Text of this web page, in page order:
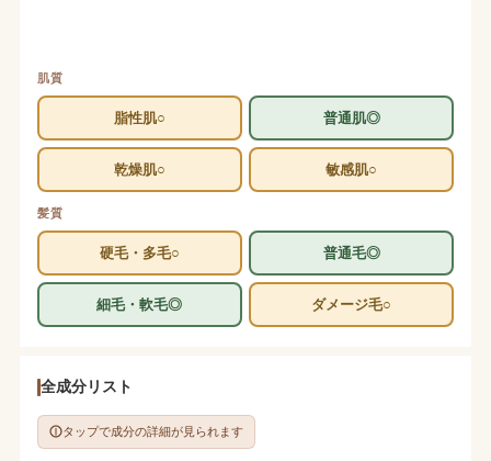
肌質
脂性肌○ 普通肌◎
乾燥肌○ 敏感肌○
髪質
硬毛・多毛○ 普通毛◎
細毛・軟毛◎ ダメージ毛○
全成分リスト
タップで成分の詳細が見られます